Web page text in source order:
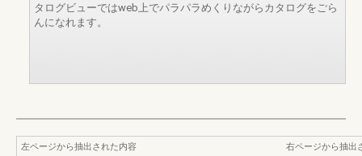
タログビューではweb上でパラパラめくりながらカタログをごら
んになれます。
左ページから抽出された内容
右ページから抽出